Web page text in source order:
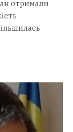
отримали